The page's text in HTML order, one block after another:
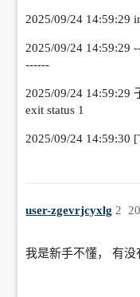
2025/09/24 14:59:29
2025/09/24 14:59:29
------
2025/09/24 14:59:29
exit status 1
2025/09/24 14:59:30
user-zgevrjcyxlg 2
我是新手不懂， 有没